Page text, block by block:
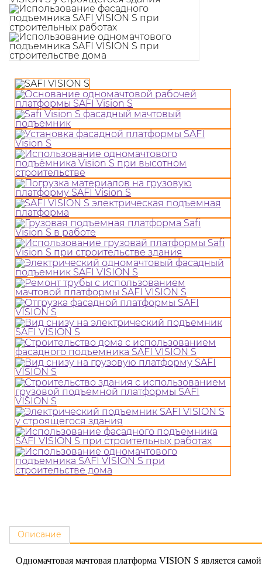
Описание
Одномачтовая мачтовая платформа VISION S является